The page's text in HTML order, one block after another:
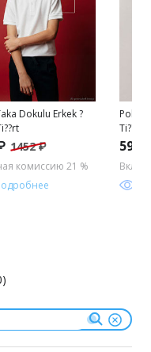
Dokulu Erkek ?
1452 ₽
комиссию 21 %
Polo
Ti??rt
599